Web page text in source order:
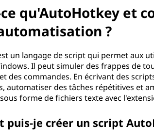
qu'AutoHotkey et
?
un langage de script qui permet aux
Il peut simuler des frappes de
des commandes. En écrivant des
automatiser des tâches répétitives et
forme de fichiers texte avec
puis-je créer un script